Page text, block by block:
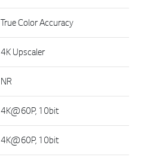
True Color Accuracy
4K Upscaler
NR
4K@60P, 10bit
4K@60P, 10bit